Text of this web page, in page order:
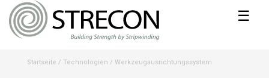
☰
Startseite / Technologien / Werkzeugausrichtungssystem